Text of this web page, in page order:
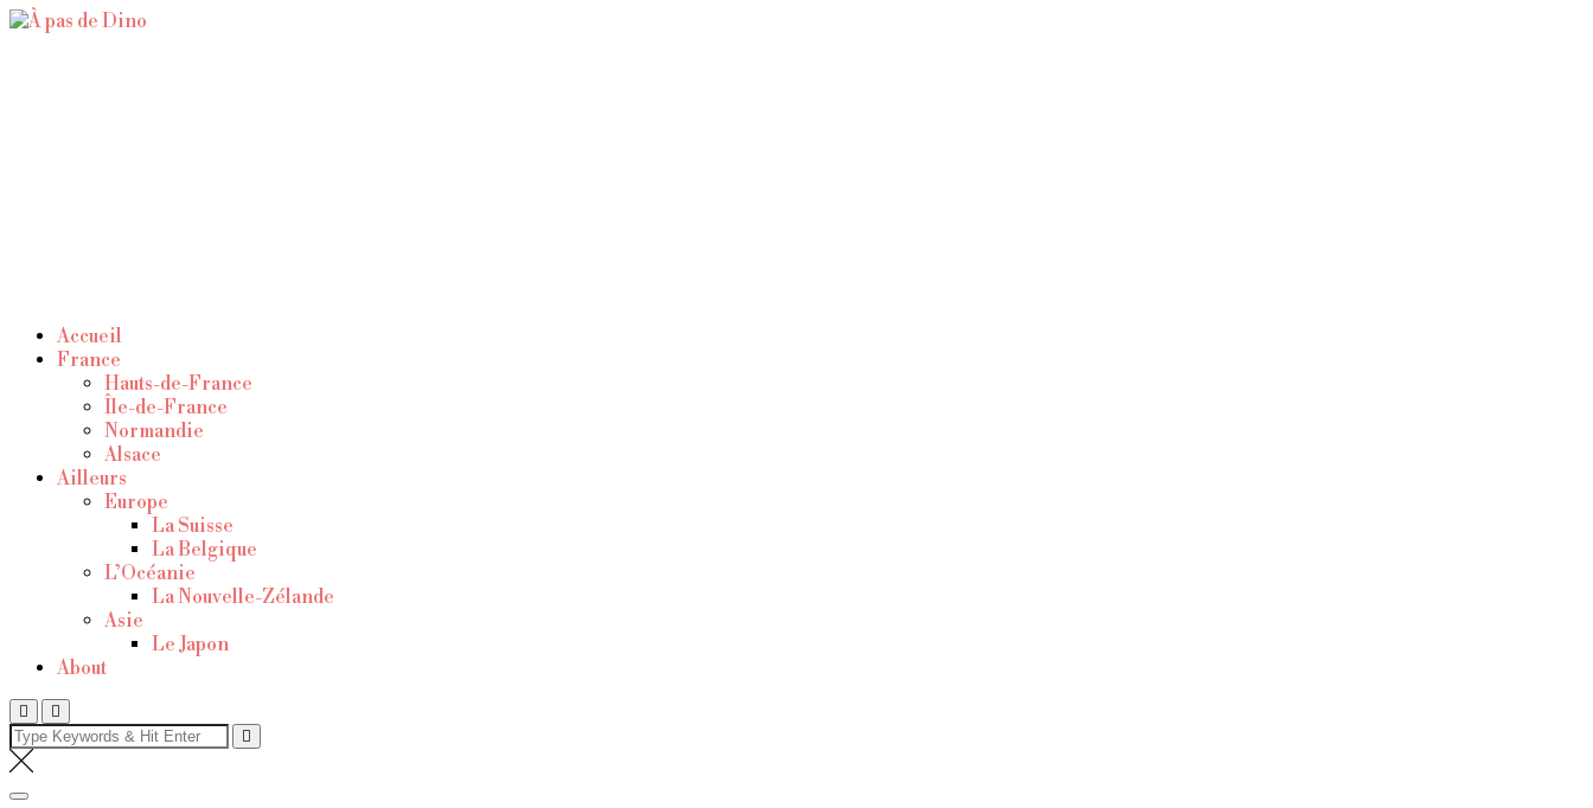
À pas de Dino
Accueil
France
Hauts-de-France
Île-de-France
Normandie
Alsace
Ailleurs
Europe
La Suisse
La Belgique
L’Océanie
La Nouvelle-Zélande
Asie
Le Japon
About